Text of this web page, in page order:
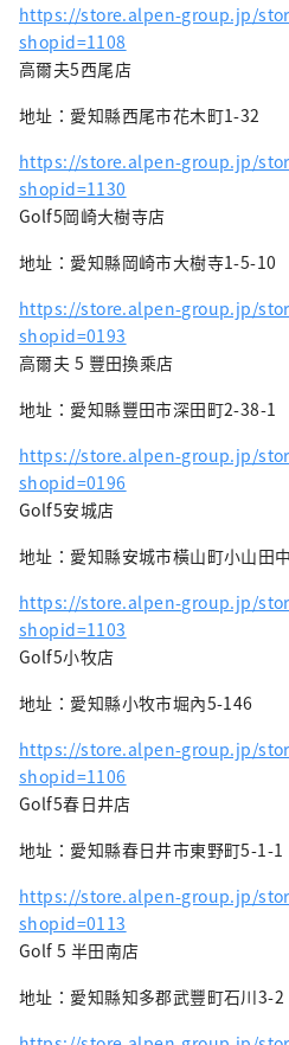
https://store.alpen-group.jp/
shopid=1108
高爾夫5西尾店
地址：愛知縣西尾市花木町1-32
https://store.alpen-group.jp/
shopid=1130
Golf5岡崎大樹寺店
地址：愛知縣岡崎市大樹寺1-5-10
https://store.alpen-group.jp/
shopid=0193
高爾夫 5 豐田換乘店
地址：愛知縣豐田市深田町2-38-1
https://store.alpen-group.jp/
shopid=0196
Golf5安城店
地址：愛知縣安城市橫山町小山田
https://store.alpen-group.jp/
shopid=1103
Golf5小牧店
地址：愛知縣小牧市堀內5-146
https://store.alpen-group.jp/
shopid=1106
Golf5春日井店
地址：愛知縣春日井市東野町5-1-1
https://store.alpen-group.jp/
shopid=0113
Golf 5 半田南店
地址：愛知縣知多郡武豐町石川3-2